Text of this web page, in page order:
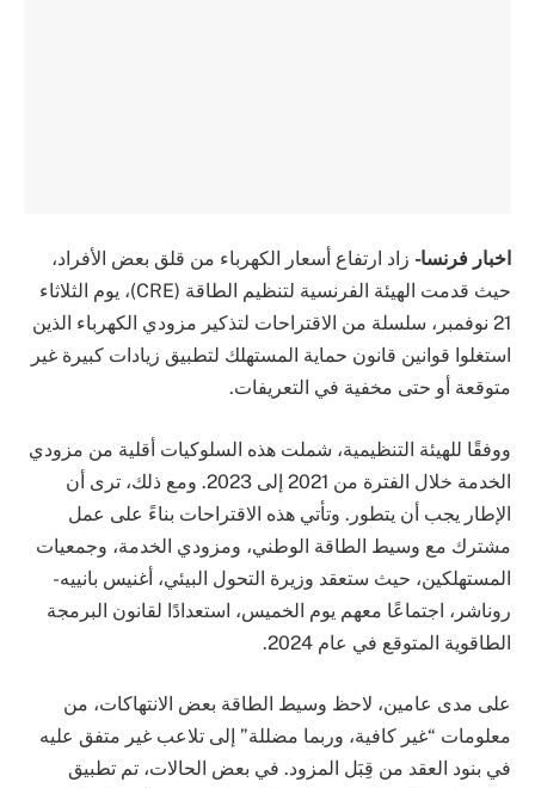
اخبار فرنسا- زاد ارتفاع أسعار الكهرباء من قلق بعض الأفراد،
حيث قدمت الهيئة الفرنسية لتنظيم الطاقة (CRE)، يوم الثلاثاء
21 نوفمبر، سلسلة من الاقتراحات لتذكير مزودي الكهرباء الذين
استغلوا قوانين قانون حماية المستهلك لتطبيق زيادات كبيرة غير
متوقعة أو حتى مخفية في التعريفات.
ووفقًا للهيئة التنظيمية، شملت هذه السلوكيات أقلية من مزودي
الخدمة خلال الفترة من 2021 إلى 2023. ومع ذلك، ترى أن
الإطار يجب أن يتطور. وتأتي هذه الاقتراحات بناءً على عمل
مشترك مع وسيط الطاقة الوطني، ومزودي الخدمة، وجمعيات
المستهلكين، حيث ستعقد وزيرة التحول البيئي، أغنيس بانييه-
روناشر، اجتماعًا معهم يوم الخميس، استعدادًا لقانون البرمجة
الطاقوية المتوقع في عام 2024.
على مدى عامين، لاحظ وسيط الطاقة بعض الانتهاكات، من
معلومات “غير كافية، وربما مضللة” إلى تلاعب غير متفق عليه
في بنود العقد من قِبَل المزود. في بعض الحالات، تم تطبيق